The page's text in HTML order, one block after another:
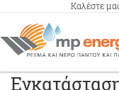
Καλέστε